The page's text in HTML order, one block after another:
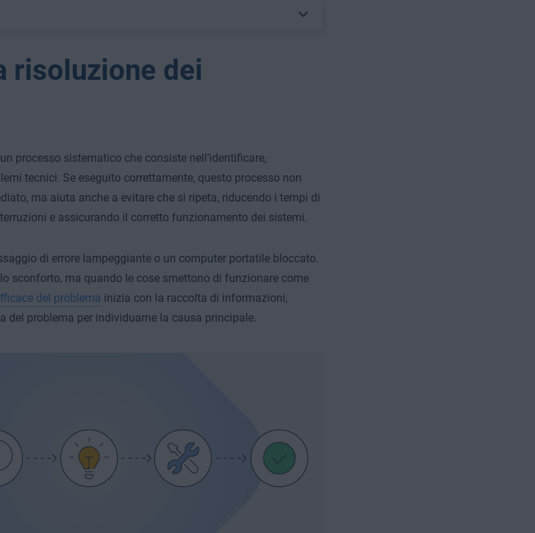
risoluzione dei
processo sistematico che consiste nell’identificare,
tecnici. Se eseguito correttamente, questo processo non
ma aiuta anche a evitare che si ripeta, riducendo i tempi di
e assicurando il corretto funzionamento dei sistemi.
di errore lampeggiante o un computer portatile bloccato.
sconforto, ma quando le cose smettono di funzionare come
del problema inizia con la raccolta di informazioni,
del problema per individuarne la causa principale.